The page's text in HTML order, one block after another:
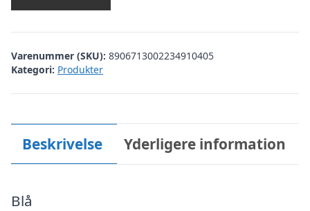
Varenummer (SKU): 8906713002234910405
Kategori: Produkter
Beskrivelse Yderligere information
Blå